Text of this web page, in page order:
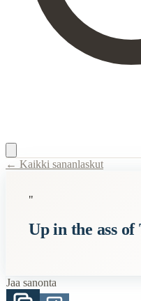
Description:Marcus
Hauskat
← Kaikki sananlaskut
"
Up in the ass of
Jaa sanonta